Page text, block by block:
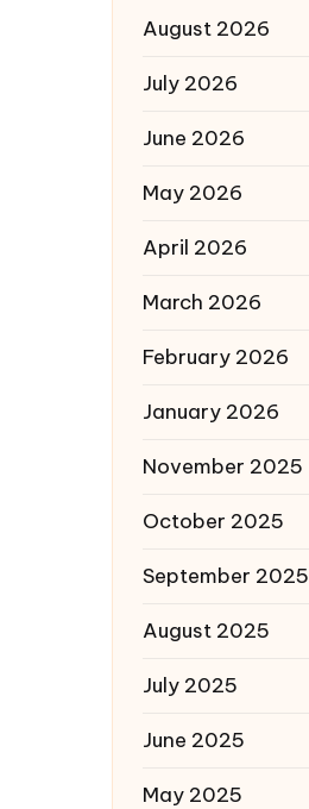
August 2026
July 2026
June 2026
May 2026
April 2026
March 2026
February 2026
January 2026
November 2025
October 2025
September 2025
August 2025
July 2025
June 2025
May 2025